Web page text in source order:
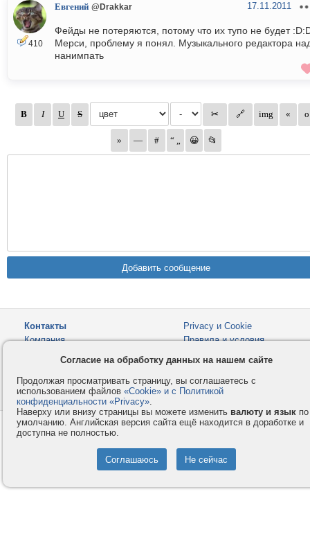
410
Евгений @Drakkar 17.11.2011
Фейды не потеряются, потому что их тупо не будет
Мерси, проблему я понял. Музыкального редактора
нанимпать
Контакты
Компания
Privacy и Cookie
Правила и условия
Помощь
© 2008-2026VMESTE.EU - Все права защищены.
Согласие на обработку данных на нашем сайте
Продолжая просматривать страницу, вы соглашаетесь с
использованием файлов «Cookie» и с Политикой
конфиденциальности «Privacy».
Наверху или внизу страницы вы можете изменить валюту и язык по
умолчанию. Английская версия сайта ещё находится в доработке и
доступна не полностью.